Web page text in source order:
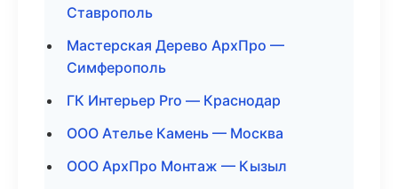
Ставрополь
Мастерская Дерево АрхПро —
Симферополь
ГК Интерьер Pro — Краснодар
ООО Ателье Камень — Москва
ООО АрхПро Монтаж — Кызыл